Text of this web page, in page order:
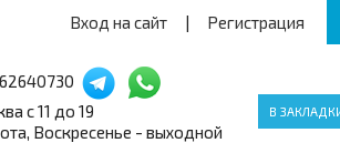
Вход на сайт | Регистрация
с 11 до 19
Воскресенье - выходной